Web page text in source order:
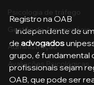
Psicologia de tráfego
Gestão do Agronegócio
Administração
Avaliações Psicológicas
Registro na OAB
Independente de
de advogados
grupo, é fundamental
profissionais sejam
OAB, que pode ser